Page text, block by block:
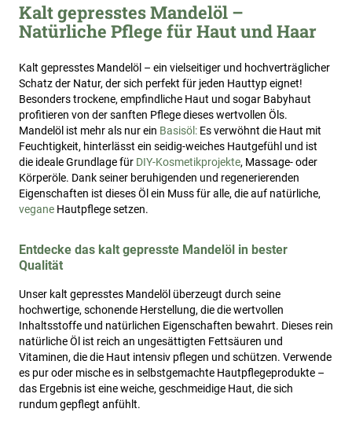
Kalt gepresstes Mandelöl –
Natürliche Pflege für Haut und Haar
Kalt gepresstes Mandelöl – ein vielseitiger und hochverträglicher
Schatz der Natur, der sich perfekt für jeden Hauttyp eignet!
Besonders trockene, empfindliche Haut und sogar Babyhaut
profitieren von der sanften Pflege dieses wertvollen Öls.
Mandelöl ist mehr als nur ein Basisöl: Es verwöhnt die Haut mit
Feuchtigkeit, hinterlässt ein seidig-weiches Hautgefühl und ist
die ideale Grundlage für DIY-Kosmetikprojekte, Massage- oder
Körperöle. Dank seiner beruhigenden und regenerierenden
Eigenschaften ist dieses Öl ein Muss für alle, die auf natürliche,
vegane Hautpflege setzen.
Entdecke das kalt gepresste Mandelöl in bester
Qualität
Unser kalt gepresstes Mandelöl überzeugt durch seine
hochwertige, schonende Herstellung, die die wertvollen
Inhaltsstoffe und natürlichen Eigenschaften bewahrt. Dieses rein
natürliche Öl ist reich an ungesättigten Fettsäuren und
Vitaminen, die die Haut intensiv pflegen und schützen. Verwende
es pur oder mische es in selbstgemachte Hautpflegeprodukte –
das Ergebnis ist eine weiche, geschmeidige Haut, die sich
rundum gepflegt anfühlt.